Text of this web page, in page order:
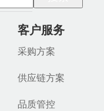
客户服务
采购方案
供应链方案
品质管控